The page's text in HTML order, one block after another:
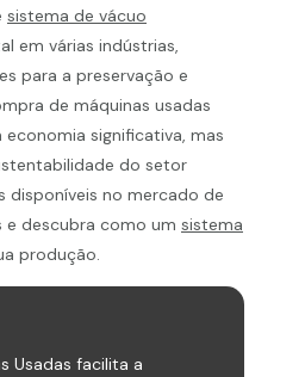
sistema de vácuo
em várias indústrias,
para a preservação e
de máquinas usadas
significativa, mas
do setor
disponíveis no mercado de
e descubra como um sistema
produção.
Usadas facilita a